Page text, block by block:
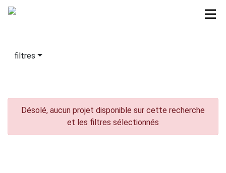
filtres
Désolé, aucun projet disponible sur cette recherche
et les filtres sélectionnés